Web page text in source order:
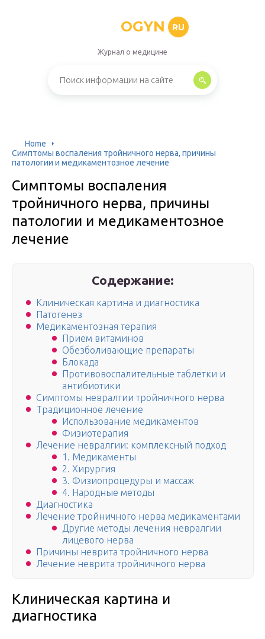
OGYN RU
Журнал о медицине
Home
Симптомы воспаления тройничного нерва, причины
патологии и медикаментозное лечение
Симптомы воспаления
тройничного нерва, причины
патологии и медикаментозное
лечение
Содержание:
Клиническая картина и диагностика
Патогенез
Медикаментозная терапия
Прием витаминов
Обезболивающие препараты
Блокада
Противовоспалительные таблетки и
антибиотики
Симптомы невралгии тройничного нерва
Традиционное лечение
Использование медикаментов
Физиотерапия
Лечение невралгии: комплексный подход
1. Медикаменты
2. Хирургия
3. Физиопроцедуры и массаж
4. Народные методы
Диагностика
Лечение тройничного нерва медикаментами
Другие методы лечения невралгии
лицевого нерва
Причины неврита тройничного нерва
Лечение неврита тройничного нерва
Клиническая картина и
диагностика